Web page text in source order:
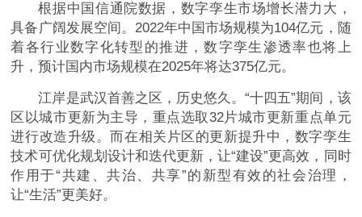
根据中国信通院数据，数字孪生市场增长潜力大，
具备广阔发展空间。2022年中国市场规模为104亿元，随
着各行业数字化转型的推进，数字孪生渗透率也将上
升，预计国内市场规模在2025年将达375亿元。
江岸是武汉首善之区，历史悠久。“十四五”期间，该
区以城市更新为主导，重点选取32片城市更新重点单元
进行改造升级。而在相关片区的更新提升中，数字孪生
技术可优化规划设计和迭代更新，让“建设”更高效，同时
作用于“共建、共治、共享”的新型有效的社会治理，
让“生活”更美好。